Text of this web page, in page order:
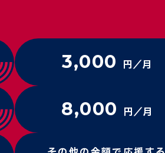
3,000 円／月
8,000 円／月